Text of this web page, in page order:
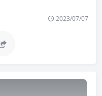
2023/07/07